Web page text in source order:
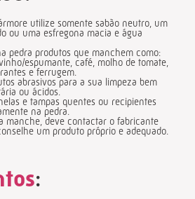
utilize somente sabão neutro, um
ou uma esfregona macia e água
pedra produtos que manchem como:
espumante, café, molho de tomate,
e ferrugem.
abrasivos para a sua limpeza bem
ou ácidos.
e tampas quentes ou recipientes
na pedra.
manche, deve contactar o fabricante
um produto próprio e adequado.
: